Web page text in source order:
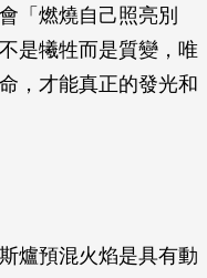
「燃燒自己照亮別
是犧牲而是質變，唯
，才能真正的發光和
爐預混火焰是具有動